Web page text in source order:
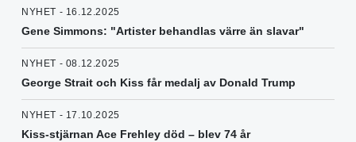
NYHET - 16.12.2025
Gene Simmons: "Artister behandlas värre än slavar"
NYHET - 08.12.2025
George Strait och Kiss får medalj av Donald Trump
NYHET - 17.10.2025
Kiss-stjärnan Ace Frehley död – blev 74 år